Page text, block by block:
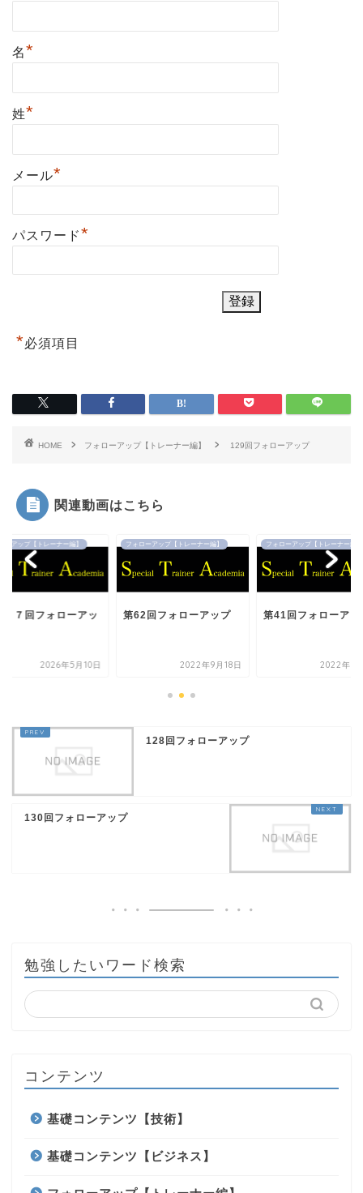
名*
姓*
メール*
パスワード*
*必須項目
HOME フォローアップ【トレーナー編】 129回フォローアップ
関連動画はこちら
ーアップ【トレーナー編】
６７回フォローアッ
2026年5月10日
フォローアップ【トレーナー編】
第62回フォローアップ
2022年9月18日
フォローアップ【トレーナー編】
第41回フォローアッ
2022年9
128回フォローアップ
130回フォローアップ
勉強したいワード検索
コンテンツ
基礎コンテンツ【技術】
基礎コンテンツ【ビジネス】